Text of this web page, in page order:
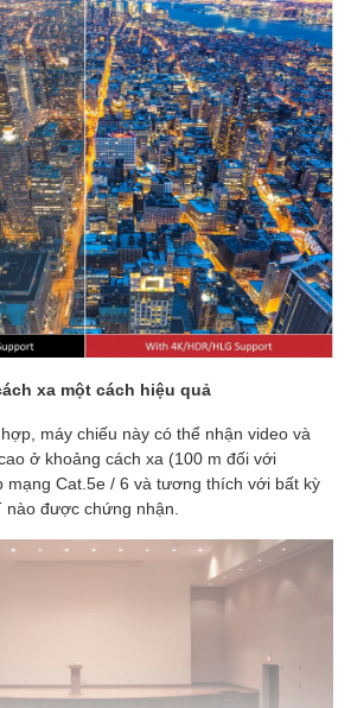
xa một cách hiệu quả
máy chiếu này có thể nhận video và
ở khoảng cách xa (100 m đối với
mạng Cat.5e / 6 và tương thích với bất kỳ
được chứng nhận.